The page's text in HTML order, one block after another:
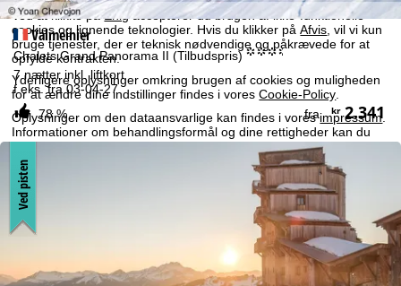
Ved at klikke påEnig accepterer du brugen af ikke-funktionelle
cookies og lignende teknologier. Hvis du klikker påAfvis , vil vi kun
bruge tjenester, der er teknisk nødvendige og påkrævede for at
opfylde kontrakten.
Yderligere oplysninger omkring brugen af cookies og muligheden
for at ændre dine indstillinger findes i voresCookie-Policy.
Oplysninger om den dataansvarlige kan findes i voresimpressum.
Informationer om behandlingsformål og dine rettigheder kan du
finde i voreserklæring om databeskyttelse.
Valmeinier
Chalets Grand Panorama II (Tilbudspris) °°°.
7 nætter inkl. liftkort
f.eks. fra 03-04-27
78 %
fra kr2.341
Ved pisten